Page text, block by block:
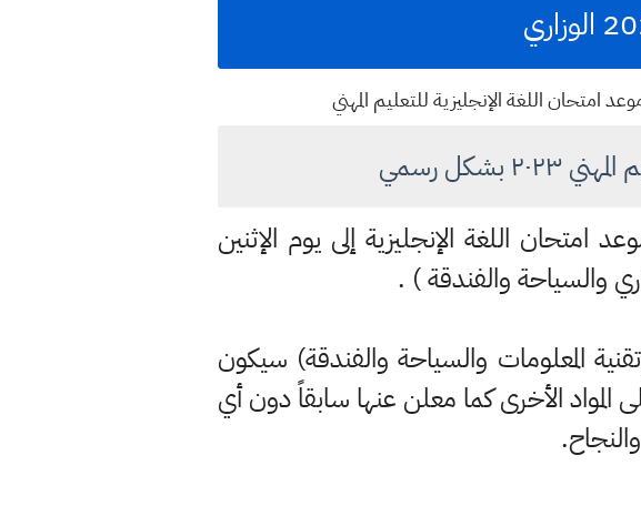
امتحان اللغة الإنجليزية للتعليم المهني
رسمي
امتحان اللغة الإنجليزية إلى يوم الإثنين
المعلومات والسياحة والفندقة) سيكون
الموافق ١٨-١٩ /٧ /٢٠٢٣ ،مع الإبقاء على المواد الأخرى كما معلن عنها سابقاً دون أي